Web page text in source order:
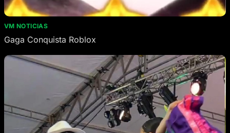
VM NOTICIAS
Gaga Conquista Roblox